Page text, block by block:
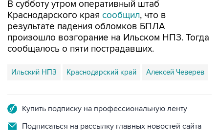
результате падения обломков БПЛА
произошло возгорание на Ильском НПЗ. Тогда
сообщалось о пяти пострадавших.
Ильский НПЗ Краснодарский край Алексей Чеверев
Подписаться на рассылку главных новостей сайта
Получать оперативные новости в официальном